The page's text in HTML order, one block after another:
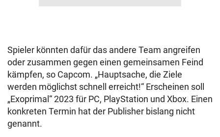
Spieler könnten dafür das andere Team angreifen
oder zusammen gegen einen gemeinsamen Feind
kämpfen, so Capcom. „Hauptsache, die Ziele
werden möglichst schnell erreicht!“ Erscheinen soll
„Exoprimal“ 2023 für PC, PlayStation und Xbox. Einen
konkreten Termin hat der Publisher bislang nicht
genannt.